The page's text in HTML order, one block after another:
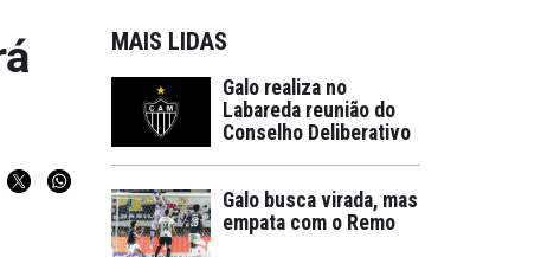
MAIS LIDAS
Galo realiza no
Labareda reunião do
Conselho Deliberativo
Galo busca virada, mas
empata com o Remo